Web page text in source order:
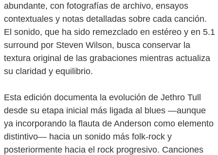
abundante, con fotografías de archivo, ensayos
contextuales y notas detalladas sobre cada canción.
El sonido, que ha sido remezclado en estéreo y en 5.1
surround por Steven Wilson, busca conservar la
textura original de las grabaciones mientras actualiza
su claridad y equilibrio.
Esta edición documenta la evolución de Jethro Tull
desde su etapa inicial más ligada al blues —aunque
ya incorporando la flauta de Anderson como elemento
distintivo— hacia un sonido más folk-rock y
posteriormente hacia el rock progresivo. Canciones